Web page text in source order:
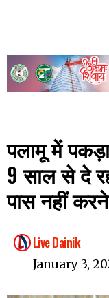
पलामू में
9 साल से दे
पास नहीं
Live Dainik
January 3,